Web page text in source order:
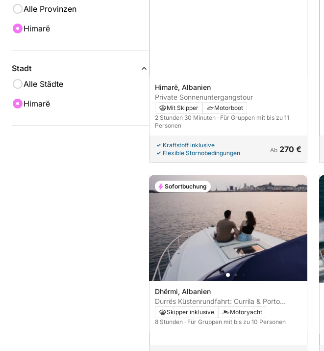
Alle Provinzen
Himarë
Stadt
Alle Städte
Himarë
Himarë, Albanien
Private Sonnenuntergangstour
Mit Skipper
Motorboot
2 Stunden 30 Minuten · Für Gruppen mit bis zu 11
Personen
Kraftstoff inklusive
Flexible Stornobedingungen
Ab 270 €
Dhërmi, Albanien
Durrës Küstenrundfahrt: Currila & Porto
Romano (Ganztagestour)
Skipper inklusive
Motoryacht
8 Stunden · Für Gruppen mit bis zu 10 Personen
Sofortbuchung